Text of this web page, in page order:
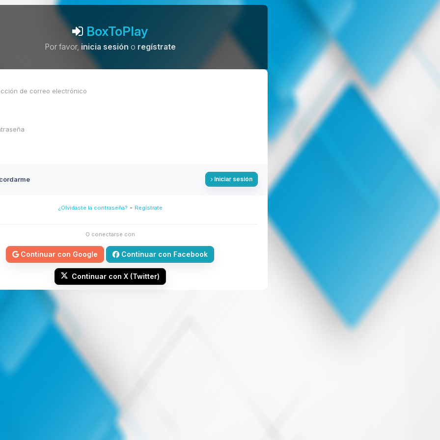
BoxToPlay
Por favor,inicia sesión o regístrate
Iniciar sesión
¿Olvidaste la contraseña? - Regístrate
O conectarse con
Continuar con Google Continuar con Facebook
Continuar con X (Twitter)